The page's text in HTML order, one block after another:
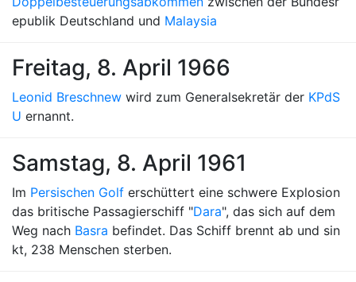
epublik Deutschland und Malaysia
Freitag, 8. April 1966
Leonid Breschnew wird zum Generalsekretär der KPdS
U ernannt.
Samstag, 8. April 1961
Im Persischen Golf erschüttert eine schwere Explosion
das britische Passagierschiff "Dara", das sich auf dem
Weg nach Basra befindet. Das Schiff brennt ab und sin
kt, 238 Menschen sterben.